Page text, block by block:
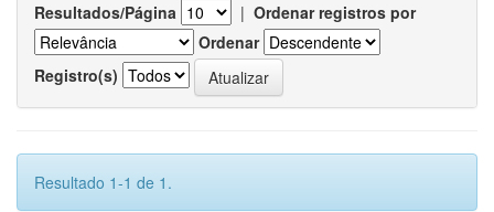
Resultados/Página | Ordenar registros por
Ordenar
Registro(s)
Resultado 1-1 de 1.